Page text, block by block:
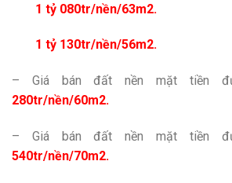
1 tỷ 080tr/nền/63m2.
1 tỷ 130tr/nền/56m2.
– Giá bán đất nền mặt tiền
280tr/nền/60m2.
– Giá bán đất nền mặt tiền
540tr/nền/70m2.